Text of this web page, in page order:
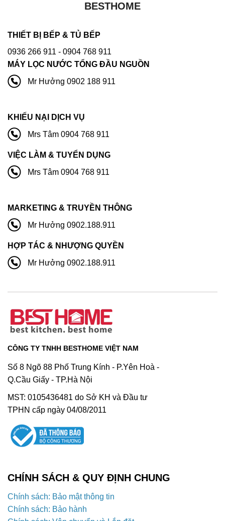
BESTHOME
THIẾT BỊ BẾP & TỦ BẾP
0936 266 911 - 0904 768 911
MÁY LỌC NƯỚC TỔNG ĐẦU NGUỒN
Mr Hưởng 0902 188 911
KHIẾU NẠI DỊCH VỤ
Mrs Tâm 0904 768 911
VIỆC LÀM & TUYỂN DỤNG
Mrs Tâm 0904 768 911
MARKETING & TRUYỀN THÔNG
Mr Hưởng 0902.188.911
HỢP TÁC & NHƯỢNG QUYỀN
Mr Hưởng 0902.188.911
CÔNG TY TNHH BESTHOME VIỆT NAM
Số 8 Ngõ 88 Phố Trung Kính - P.Yên Hoà -
Q.Cầu Giấy - TP.Hà Nội
MST: 0105436481 do Sở KH và Đầu tư
TPHN cấp ngày 04/08/2011
CHÍNH SÁCH & QUY ĐỊNH CHUNG
Chính sách: Bảo mật thông tin
Chính sách: Bảo hành